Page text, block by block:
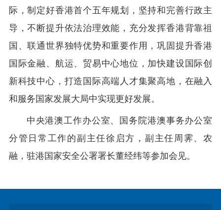
际，制定好香港首个五年规划，坚持和完善行政主
导，不断提升依法治理效能，充分发挥香港背靠祖
国、联通世界独特优势和重要作用，巩固提升香港
国际金融、航运、贸易中心地位，加快建设国际创
新科技中心，打造国际高端人才集聚高地，在融入
和服务国家发展大局中实现更好发展。
中央港澳工作办公室、国务院港澳事务办公室
分管日常工作的副主任徐启方，副主任周霁、农
融，驻港国家安全公署署长董经纬等参加会见。